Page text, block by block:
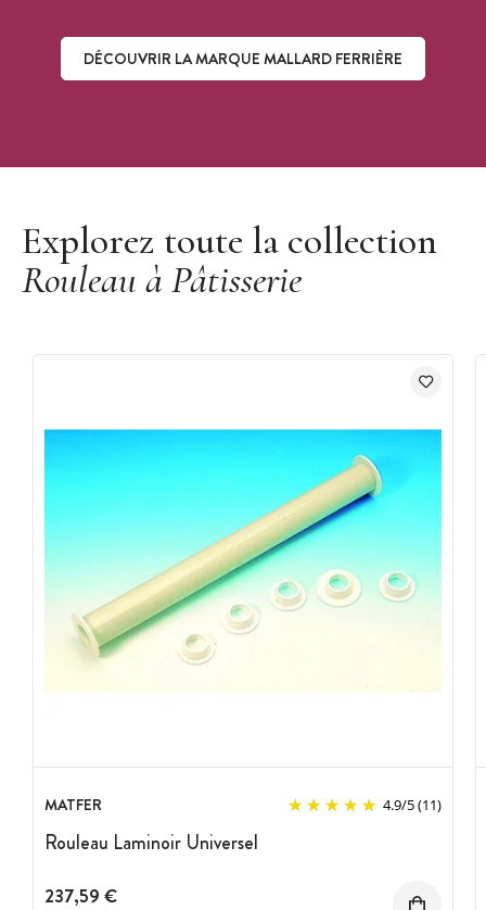
DÉCOUVRIR LA MARQUE MALLARD FERRIÈRE
Explorez toute la collection
Rouleau à Pâtisserie
MATFER 4.9/5(11)
Rouleau Laminoir Universel
237,59 €